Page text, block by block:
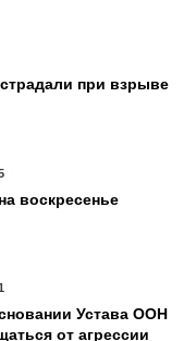
при взрыве
воскресенье
Устава ООН
от агрессии